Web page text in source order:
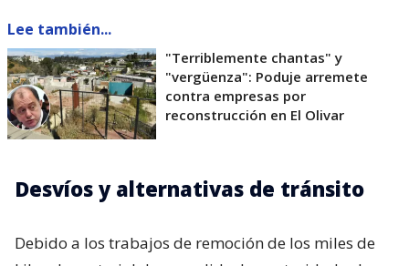
Lee también...
"Terriblemente chantas" y
"vergüenza": Poduje arremete
contra empresas por
reconstrucción en El Olivar
Desvíos y alternativas de tránsito
Debido a los trabajos de remoción de los miles de